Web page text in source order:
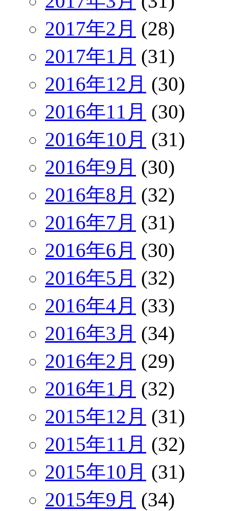
2017年2月 (28)
2017年1月 (31)
2016年12月 (30)
2016年11月 (30)
2016年10月 (31)
2016年9月 (30)
2016年8月 (32)
2016年7月 (31)
2016年6月 (30)
2016年5月 (32)
2016年4月 (33)
2016年3月 (34)
2016年2月 (29)
2016年1月 (32)
2015年12月 (31)
2015年11月 (32)
2015年10月 (31)
2015年9月 (34)